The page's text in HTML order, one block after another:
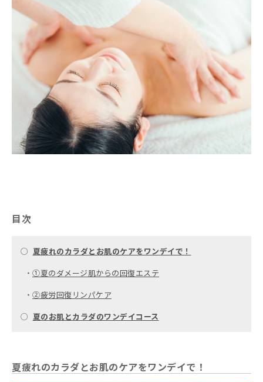
目次
○ 夏疲れのカラダとお肌のケアをワンデイで！
・ ①夏のダメージ肌からの回復エステ
・ ②疲労回復リンパケア
○ 夏のお肌とカラダのワンデイコース
夏疲れのカラダとお肌のケアをワンデイで！